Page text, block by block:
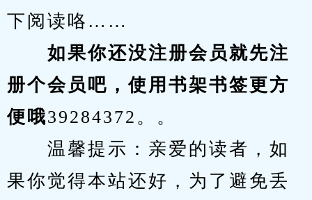
下阅读咯……
如果你还没注册会员就先注
册个会员吧，使用书架书签更方
便哦39284372。。
温馨提示：亲爱的读者，如
果你觉得本站还好，为了避免丢